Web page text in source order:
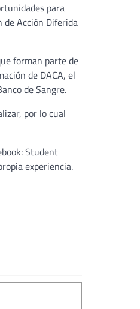
para
de Acción Diferida
forman parte de
de DACA, el
de Sangre.
por lo cual
Student
experiencia.